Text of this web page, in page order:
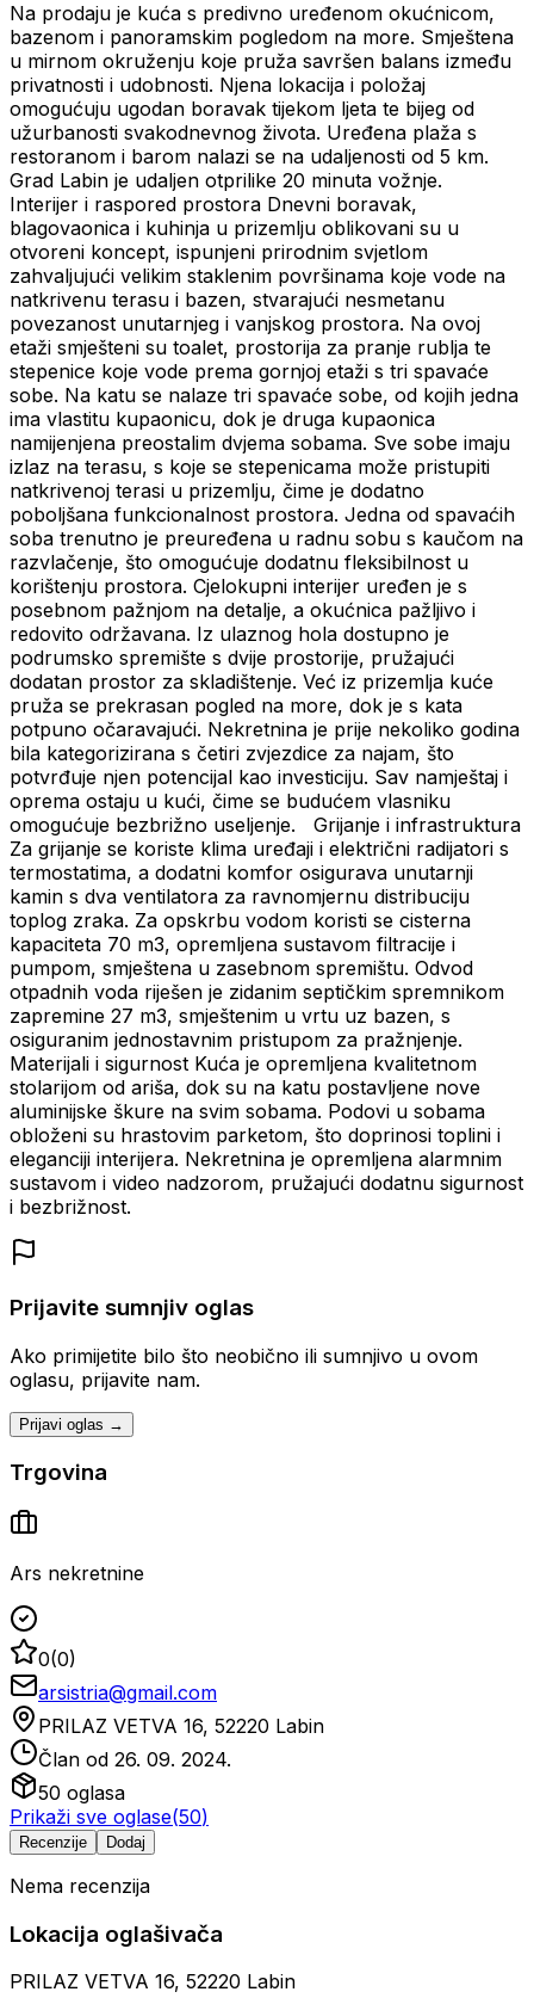
Na prodaju je kuća s predivno uređenom okućnicom,
bazenom i panoramskim pogledom na more. Smještena
u mirnom okruženju koje pruža savršen balans između
privatnosti i udobnosti. Njena lokacija i položaj
omogućuju ugodan boravak tijekom ljeta te bijeg od
užurbanosti svakodnevnog života. Uređena plaža s
restoranom i barom nalazi se na udaljenosti od 5 km.
Grad Labin je udaljen otprilike 20 minuta vožnje.
Interijer i raspored prostora Dnevni boravak,
blagovaonica i kuhinja u prizemlju oblikovani su u
otvoreni koncept, ispunjeni prirodnim svjetlom
zahvaljujući velikim staklenim površinama koje vode na
natkrivenu terasu i bazen, stvarajući nesmetanu
povezanost unutarnjeg i vanjskog prostora. Na ovoj
etaži smješteni su toalet, prostorija za pranje rublja te
stepenice koje vode prema gornjoj etaži s tri spavaće
sobe. Na katu se nalaze tri spavaće sobe, od kojih jedna
ima vlastitu kupaonicu, dok je druga kupaonica
namijenjena preostalim dvjema sobama. Sve sobe imaju
izlaz na terasu, s koje se stepenicama može pristupiti
natkrivenoj terasi u prizemlju, čime je dodatno
poboljšana funkcionalnost prostora. Jedna od spavaćih
soba trenutno je preuređena u radnu sobu s kaučom na
razvlačenje, što omogućuje dodatnu fleksibilnost u
korištenju prostora. Cjelokupni interijer uređen je s
posebnom pažnjom na detalje, a okućnica pažljivo i
redovito održavana. Iz ulaznog hola dostupno je
podrumsko spremište s dvije prostorije, pružajući
dodatan prostor za skladištenje. Već iz prizemlja kuće
pruža se prekrasan pogled na more, dok je s kata
potpuno očaravajući. Nekretnina je prije nekoliko godina
bila kategorizirana s četiri zvjezdice za najam, što
potvrđuje njen potencijal kao investiciju. Sav namještaj i
oprema ostaju u kući, čime se budućem vlasniku
omogućuje bezbrižno useljenje. Grijanje i infrastruktura
Za grijanje se koriste klima uređaji i električni radijatori s
termostatima, a dodatni komfor osigurava unutarnji
kamin s dva ventilatora za ravnomjernu distribuciju
toplog zraka. Za opskrbu vodom koristi se cisterna
kapaciteta 70 m3, opremljena sustavom filtracije i
pumpom, smještena u zasebnom spremištu. Odvod
otpadnih voda riješen je zidanim septičkim spremnikom
zapremine 27 m3, smještenim u vrtu uz bazen, s
osiguranim jednostavnim pristupom za pražnjenje.
Materijali i sigurnost Kuća je opremljena kvalitetnom
stolarijom od ariša, dok su na katu postavljene nove
aluminijske škure na svim sobama. Podovi u sobama
obloženi su hrastovim parketom, što doprinosi toplini i
eleganciji interijera. Nekretnina je opremljena alarmnim
sustavom i video nadzorom, pružajući dodatnu sigurnost
i bezbrižnost.
Prijavite sumnjiv oglas
Ako primijetite bilo što neobično ili sumnjivo u ovom
oglasu, prijavite nam.
Prijavi oglas →
Trgovina
Ars nekretnine
0(0)
arsistria@gmail.com
PRILAZ VETVA 16, 52220 Labin
Član od 26. 09. 2024.
50 oglasa
Prikaži sve oglase(50)
Recenzije Dodaj
Nema recenzija
Lokacija oglašivača
PRILAZ VETVA 16, 52220 Labin